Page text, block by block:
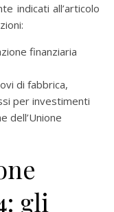
indicati all’articolo
finanziaria
di fabbrica,
per investimenti
dell’Unione
gli